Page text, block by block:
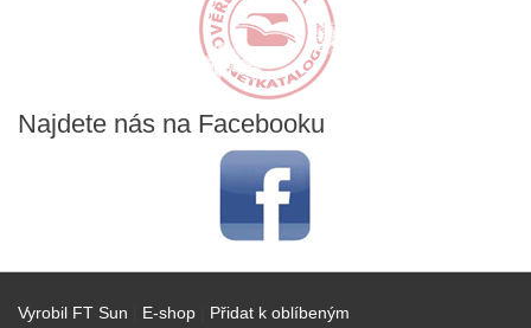
Najdete nás na Facebooku
Vyrobil FT Sun E-shop Přidat k oblíbeným